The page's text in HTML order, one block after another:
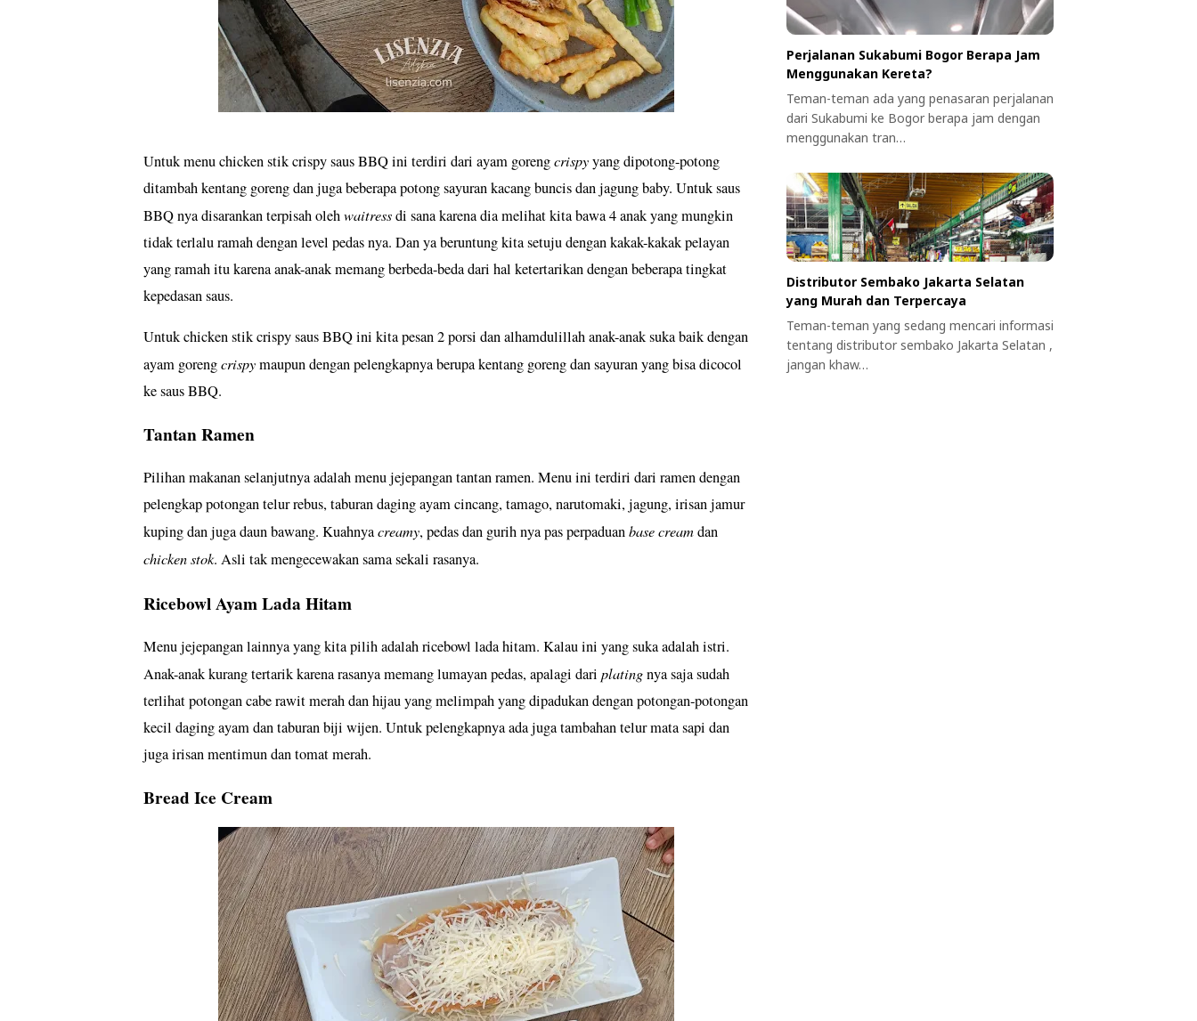
Untuk menu chicken stik crispy saus BBQ ini terdiri dari ayam gorengcrispyyang dipotong-potong
ditambah kentang goreng dan juga beberapa potong sayuran kacang buncis dan jagung baby. Untuk saus
BBQ nya disarankan terpisah olehwaitressdi sana karena dia melihat kita bawa 4 anak yang mungkin
tidak terlalu ramah dengan level pedas nya. Dan ya beruntung kita setuju dengan kakak-kakak pelayan
yang ramah itu karena anak-anak memang berbeda-beda dari hal ketertarikan dengan beberapa tingkat
kepedasan saus.
Untuk chicken stik crispy saus BBQ ini kita pesan 2 porsi dan alhamdulillah anak-anak suka baik dengan
ayam gorengcrispymaupun dengan pelengkapnya berupa kentang goreng dan sayuran yang bisa dicocol
ke saus BBQ.
Tantan Ramen
Pilihan makanan selanjutnya adalah menu jejepangan tantan ramen. Menu ini terdiri dari ramen dengan
pelengkap potongan telur rebus, taburan daging ayam cincang, tamago, narutomaki, jagung, irisan jamur
kuping dan juga daun bawang. Kuahnyacreamy, pedas dan gurih nya pas perpaduanbase creamdan
chicken stok. Asli tak mengecewakan sama sekali rasanya.
Ricebowl Ayam Lada Hitam
Menu jejepangan lainnya yang kita pilih adalah ricebowl lada hitam. Kalau ini yang suka adalah istri.
Anak-anak kurang tertarik karena rasanya memang lumayan pedas, apalagi dari platingnya saja sudah
terlihat potongan cabe rawit merah dan hijau yang melimpah yang dipadukan dengan potongan-potongan
kecil daging ayam dan taburan biji wijen. Untuk pelengkapnya ada juga tambahan telur mata sapi dan
juga irisan mentimun dan tomat merah.
Bread Ice Cream
Perjalanan Sukabumi Bogor Berapa Jam
Menggunakan Kereta?
Teman-teman ada yang penasaran perjalanan
dari Sukabumi ke Bogor berapa jam dengan
menggunakan tran…
Distributor Sembako Jakarta Selatan
yang Murah dan Terpercaya
Teman-teman yang sedang mencari informasi
tentang distributor sembako Jakarta Selatan ,
jangan khaw…